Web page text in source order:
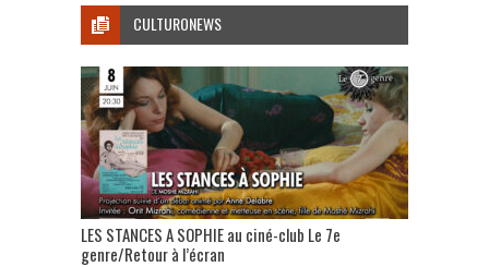
CULTURONEWS
LES STANCES A SOPHIE au ciné-club Le 7e
genre/Retour à l’écran